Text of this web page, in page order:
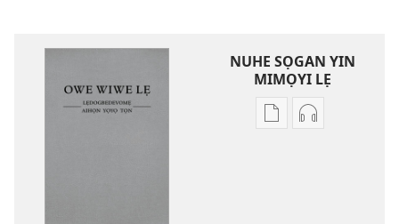
NUHE SỌGAN YIN
MIMỌYI LẸ
Lehe Lehe